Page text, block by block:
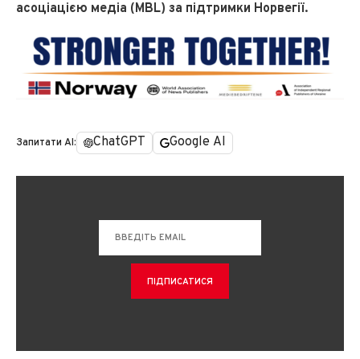
асоціацією медіа (MBL) за підтримки Норвегії.
Запитати AI: ChatGPT Google AI